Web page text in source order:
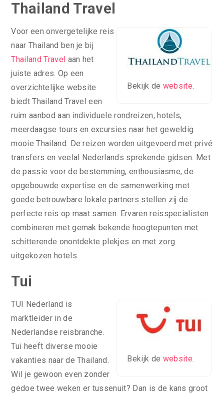
Thailand Travel
Bekijk de website.
Voor een onvergetelijke reis
naar Thailand ben je bij
Thailand Travel aan het
juiste adres. Op een
overzichtelijke website
biedt Thailand Travel een
ruim aanbod aan individuele rondreizen, hotels,
meerdaagse tours en excursies naar het geweldig
mooie Thailand. De reizen worden uitgevoerd met privé
transfers en veelal Nederlands sprekende gidsen. Met
de passie voor de bestemming, enthousiasme, de
opgebouwde expertise en de samenwerking met
goede betrouwbare lokale partners stellen zij de
perfecte reis op maat samen. Ervaren reisspecialisten
combineren met gemak bekende hoogtepunten met
schitterende onontdekte plekjes en met zorg
uitgekozen hotels.
Tui
Bekijk de website.
TUI Nederland is
marktleider in de
Nederlandse reisbranche.
Tui heeft diverse mooie
vakanties naar de Thailand.
Wil je gewoon even zonder
gedoe twee weken er tussenuit? Dan is de kans groot